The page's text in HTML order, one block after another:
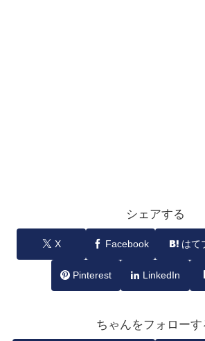
シェアする
X Facebook はて
Pinterest LinkedIn
ちゃんをフォローす